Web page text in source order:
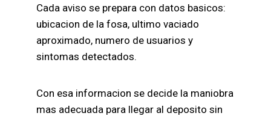
Cada aviso se prepara con datos basicos:
ubicacion de la fosa, ultimo vaciado
aproximado, numero de usuarios y
sintomas detectados.
Con esa informacion se decide la maniobra
mas adecuada para llegar al deposito sin